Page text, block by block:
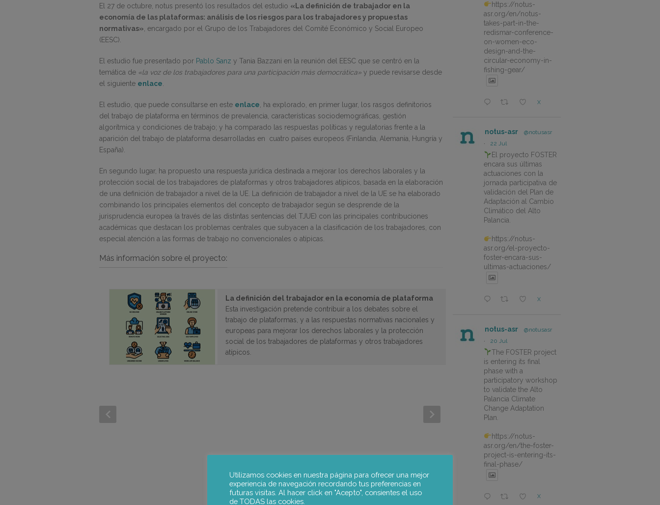
El 27 de octubre, notus presentó los resultados del estudio «La definición de trabajador en la
economía de las plataformas: análisis de los riesgos para los trabajadores y propuestas
normativas» , encargado por el Grupo de los Trabajadores del Comité Económico y Social Europeo
(EESC).
El estudio fue presentado por Pablo Sanz y Tania Bazzani en la reunión del EESC que se centró en la
temática de «la voz de los trabajadores para una participación más democrática» y puede revisarse desde
el siguiente enlace
El estudio, que puede consultarse en este enlace , ha explorado, en primer lugar, los rasgos definitorios
del trabajo de plataforma en términos de prevalencia, características sociodemográficas, gestión
algorítmica y condiciones de trabajo; y ha comparado las respuestas políticas y regulatorias frente a la
aparición del trabajo de plataforma desarrolladas en cuatro países europeos (Finlandia, Alemania, Hungría y
España).
En segundo lugar, ha propuesto una respuesta jurídica destinada a mejorar los derechos laborales y la
protección social de los trabajadores de plataformas y otros trabajadores atípicos, basada en la elaboración
de una definición de trabajador a nivel de la UE. La definición de trabajador a nivel de la UE se ha elaborado
combinando los principales elementos del concepto de trabajador según se desprende de la
jurisprudencia europea (a través de las distintas sentencias del TJUE) con las principales contribuciones
académicas que destacan los problemas centrales que subyacen a la clasificación de los trabajadores, con
especial atención a las formas de trabajo no convencionales o atípicas.
Más información sobre el proyecto:
La definición del trabajador en la economía de plataforma
Esta investigación pretende contribuir a los debates sobre el
trabajo de plataformas, y a las respuestas normativas nacionales y
europeas para mejorar los derechos laborales y la protección
social de los trabajadores de plataformas y otros trabajadores
atípicos.
https://notus-
asr.org/en/notus-
takes-part-in-the-
redismar-conference-
on-women-eco-
design-and-the-
circular-economy-in-
fishing-gear/
X
notus-asr
@notusasr
·
22 Jul
El proyecto FOSTER
encara sus últimas
actuaciones con la
jornada participativa de
validación del Plan de
Adaptación al Cambio
Climático del Alto
Palancia.
https://notus-
asr.org/el-proyecto-
foster-encara-sus-
ultimas-actuaciones/
X
notus-asr
@notusasr
·
20 Jul
The FOSTER project
is entering its final
phase with a
participatory workshop
to validate the Alto
Palancia Climate
Change Adaptation
Plan.
https://notus-
asr.org/en/the-foster-
project-is-entering-its-
final-phase/
X
Utilizamos cookies en nuestra página para ofrecer una mejor
experiencia de navegación recordando tus preferencias en
futuras visitas. Al hacer click en "Acepto", consientes el uso
de TODAS las cookies.